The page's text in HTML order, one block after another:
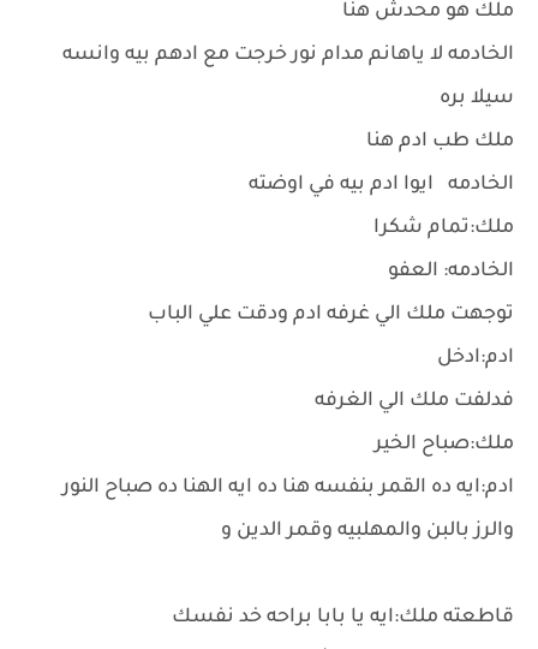
ملك هو محدش هنا
الخادمه لا ياهانم مدام نور خرجت مع ادهم بيه وانسه
سيلا بره
ملك طب ادم هنا
الخادمه ايوا ادم بيه في اوضته
ملك:تمام شكرا
الخادمه: العفو
توجهت ملك الي غرفه ادم ودقت علي الباب
ادم:ادخل
فدلفت ملك الي الغرفه
ملك:صباح الخير
ادم:ايه ده القمر بنفسه هنا ده ايه الهنا ده صباح النور
والرز بالبن والمهلبيه وقمر الدين و
قاطعته ملك:ايه يا بابا براحه خد نفسك